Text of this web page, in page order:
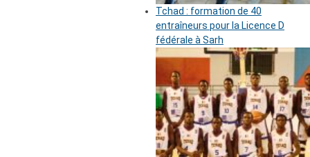
Tchad : formation de 40
entraîneurs pour la Licence D
fédérale à Sarh